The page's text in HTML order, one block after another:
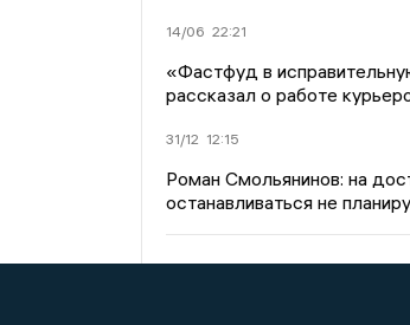
14/06 22:21
«Фастфуд в
рассказал о работе
31/12 12:15
Роман Смольянинов: на
останавливаться не